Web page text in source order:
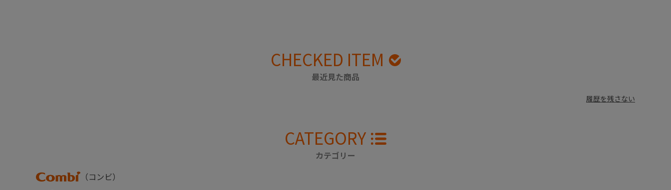
CHECKED ITEM
最近見た商品
履歴を残さない
CATEGORY
カテゴリー
Combi
（コンビ）